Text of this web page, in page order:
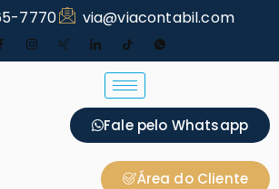
7770 via@viacontabil.com
Fale pelo Whatsapp
Área do Cliente